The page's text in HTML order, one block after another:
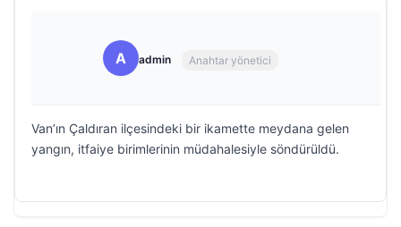
A admin Anahtar yönetici
Van’ın Çaldıran ilçesindeki bir ikamette meydana gelen
yangın, itfaiye birimlerinin müdahalesiyle söndürüldü.